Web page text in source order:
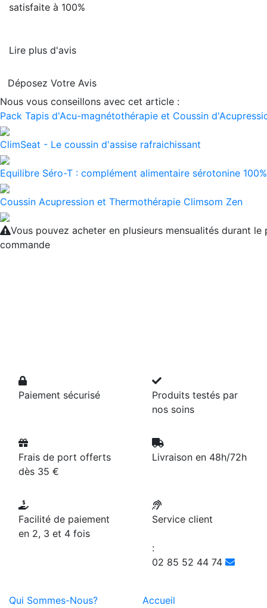
satisfaite à 100%
Lire plus d'avis
Déposez Votre Avis
Nous vous conseillons avec cet article :
Pack Tapis d'Acu-magnétothérapie et Coussin
ClimSeat - Le coussin d'assise rafraichissant
Equilibre Séro-T : complément alimentaire sérotonine
Coussin Acupression et Thermothérapie Climsom Zen
Vous pouvez acheter en plusieurs mensualités durant le
commande
Paiement sécurisé
Produits testés par
nos soins
Frais de port offerts
dès 35 €
Livraison en 48h/72h
Facilité de paiement
en 2, 3 et 4 fois
Service client
:
02 85 52 44 74
Qui Sommes-Nous?
Accueil